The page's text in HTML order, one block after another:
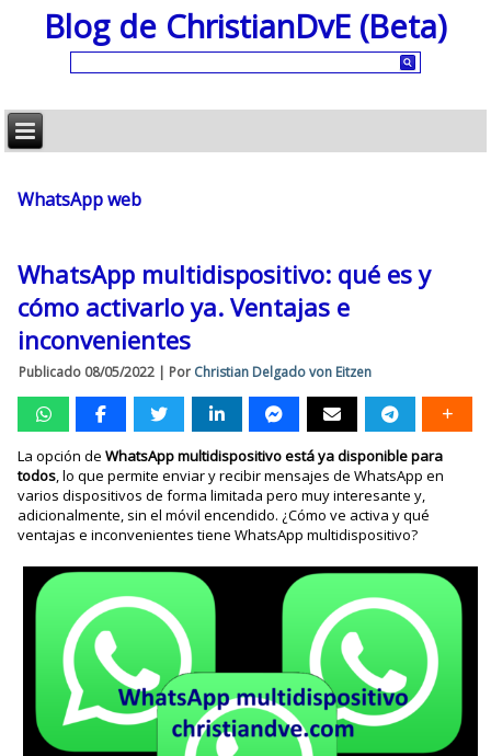
Blog de ChristianDvE (Beta)
WhatsApp web
WhatsApp multidispositivo: qué es y
cómo activarlo ya. Ventajas e
inconvenientes
Publicado 08/05/2022 | Por Christian Delgado von Eitzen
La opción deWhatsApp multidispositivo está ya disponible para
todos, lo que permite enviar y recibir mensajes de WhatsApp en
varios dispositivos de forma limitada pero muy interesante y,
adicionalmente, sin el móvil encendido. ¿Cómo ve activa y qué
ventajas e inconvenientes tiene WhatsApp multidispositivo?